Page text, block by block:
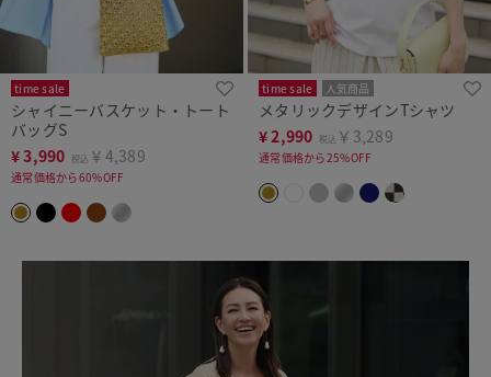
time sale
シャイニーバスケット・トート
バッグS
¥3,990 税込 ￥4,389
通常価格から60%OFF
time sale 人気商品
メタリックデザインTシャツ
¥2,990 税込 ￥3,289
通常価格から25%OFF